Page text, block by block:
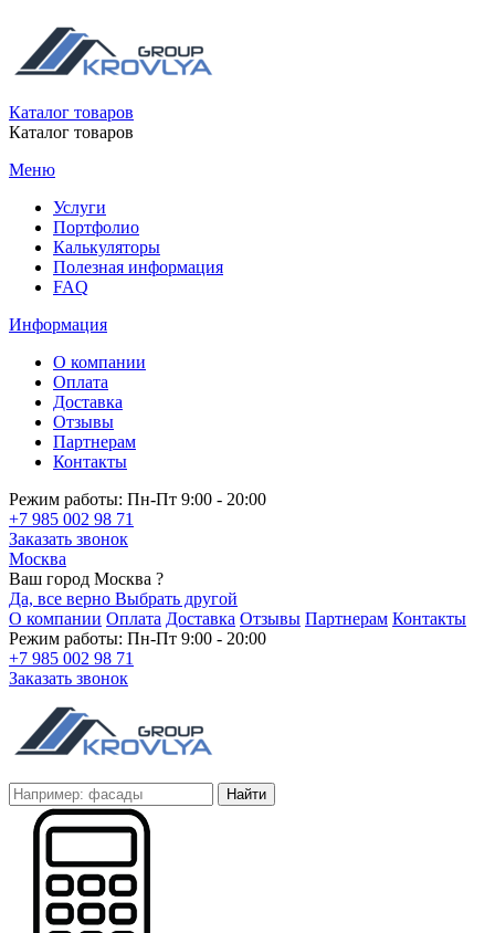
Каталог товаров
Каталог товаров
Меню
Услуги
Портфолио
Калькуляторы
Полезная информация
FAQ
Информация
О компании
Оплата
Доставка
Отзывы
Партнерам
Контакты
Режим работы: Пн-Пт 9:00 - 20:00
+7 985 002 98 71
Заказать звонок
Москва
Ваш город Москва ?
Да, все верно Выбрать другой
О компании Оплата Доставка Отзывы Партнерам Контакты
Режим работы: Пн-Пт 9:00 - 20:00
+7 985 002 98 71
Заказать звонок
Найти